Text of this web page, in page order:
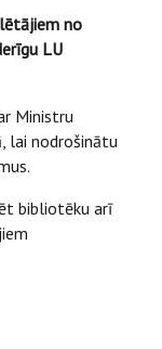
no
LU
Ministru
lai nodrošinātu
bibliotēku arī